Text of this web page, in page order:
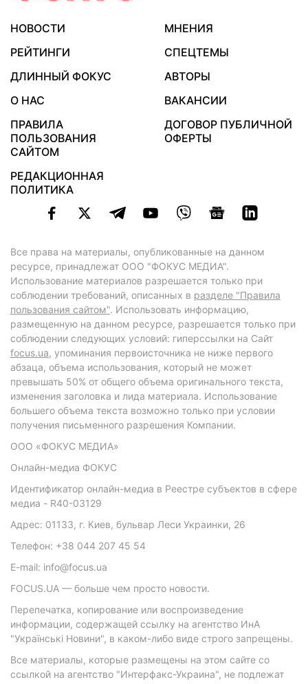
НОВОСТИ
МНЕНИЯ
РЕЙТИНГИ
СПЕЦТЕМЫ
ДЛИННЫЙ ФОКУС
АВТОРЫ
О НАС
ВАКАНСИИ
ПРАВИЛА
ПОЛЬЗОВАНИЯ
САЙТОМ
ДОГОВОР ПУБЛИЧНОЙ
ОФЕРТЫ
РЕДАКЦИОННАЯ
ПОЛИТИКА
Все права на материалы, опубликованные на данном
ресурсе, принадлежат ООО "ФОКУС МЕДИА".
Использование материалов разрешается только при
соблюдении требований, описанных в разделе "Правила
пользования сайтом". Использовать информацию,
размещенную на данном ресурсе, разрешается только при
соблюдении следующих условий: гиперссылки на Сайт
focus.ua, упоминания первоисточника не ниже первого
абзаца, объема использования, который не может
превышать 50% от общего объема оригинального текста,
изменения заголовка и лида материала. Использование
большего объема текста возможно только при условии
получения письменного разрешения Компании.
ООО «ФОКУС МЕДИА»
Онлайн-медиа ФОКУС
Идентификатор онлайн-медиа в Реестре субъектов в сфере
медиа - R40-03129
Адрес: 01133, г. Киев, бульвар Леси Украинки, 26
Телефон: +38 044 207 45 54
E-mail: info@focus.ua
FOCUS.UA — больше чем просто новости.
Перепечатка, копирование или воспроизведение
информации, содержащей ссылку на агентство ИнА
"Українські Новини", в каком-либо виде строго запрещены.
Все материалы, которые размещены на этом сайте со
ссылкой на агентство "Интерфакс-Украина", не подлежат